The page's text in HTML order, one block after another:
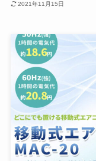
2021年11月15日